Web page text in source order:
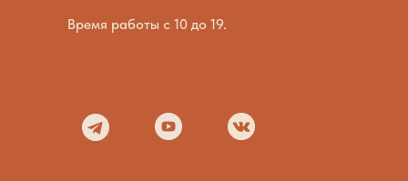
Время работы с 10 до 19.